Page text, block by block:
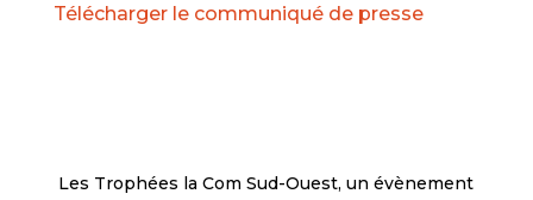
Télécharger le communiqué de presse
Les Trophées la Com Sud-Ouest, un évènement